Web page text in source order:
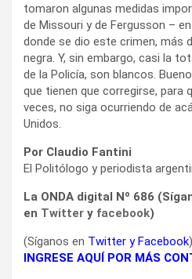
tomaron algunas medidas
de Missouri y de Fergusson –
donde se dio este crimen, más
negra. Y, sin embargo, casi la
de la Policía, son blancos.
que tienen que corregirse, para
veces, no siga ocurriendo de
Unidos.
Por Claudio Fantini
El Politólogo y periodista
La ONDA digital Nº 686
en Twitter y facebook)
(Síganos en Twitter yFacebook)
INGRESE AQUÍ POR MÁS